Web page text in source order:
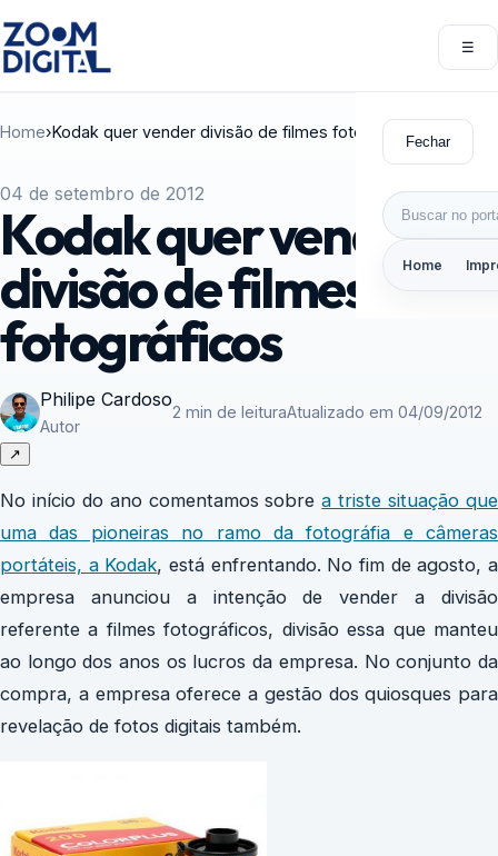
☰
Fechar
Buscar por:
Home
Home›Kodak quer vender divisão de filmes fotográficos
04 de setembro de 2012
Kodak quer vender
divisão de filmes
fotográficos
Philipe Cardoso
Autor
2 min de leituraAtualizado em 04/09/2012
↗
No início do ano comentamos sobrea triste situação que
uma das pioneiras no ramo da fotográfia e câmeras
portáteis, a Kodak, está enfrentando. No fim de agosto, a
empresa anunciou a intenção de vender a divisão
referente a filmes fotográficos, divisão essa que manteu
ao longo dos anos os lucros da empresa. No conjunto da
compra, a empresa oferece a gestão dos quiosques para
revelação de fotos digitais também.